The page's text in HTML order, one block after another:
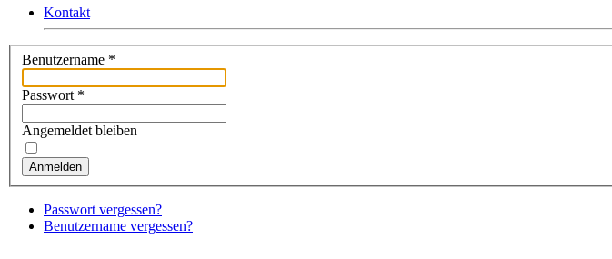
Kontakt
Benutzername *
Passwort *
Angemeldet bleiben
Anmelden
Passwort vergessen?
Benutzername vergessen?